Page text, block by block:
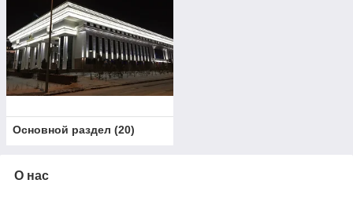
Основной раздел (20)
О нас